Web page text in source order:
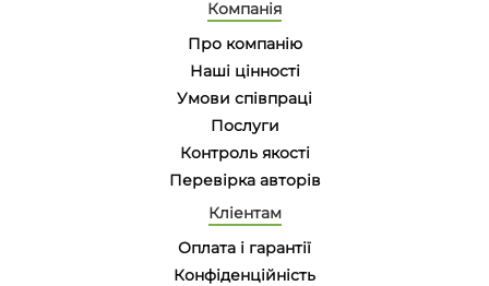
Компанія
Про компанію
Наші цінності
Умови співпраці
Послуги
Контроль якості
Перевірка авторів
Кліентам
Оплата і гарантії
Конфіденційність